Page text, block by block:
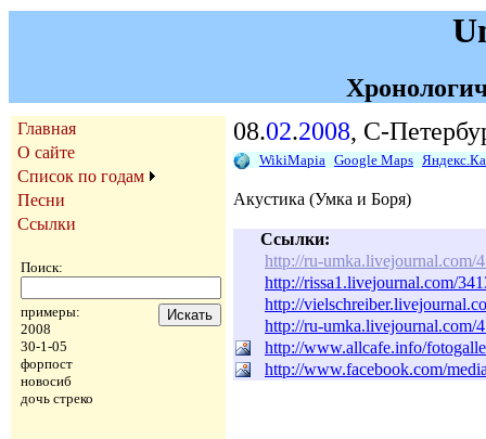
Главная
О сайте
Список по годам
Песни
Ссылки
Поиск:
примеры:
2008
30-1-05
форпост
новосиб
дочь стреко
08.02.2008, С-
WikiMapia Google Maps
Акустика (Умка и Боря)
Ссылки:
http://ru-umka.livejournal.com/
http://rissa1.livejournal.com/
http://
http://ru-umka.livejournal.com/
http://www.allcafe.info/
http://www.facebook.com/